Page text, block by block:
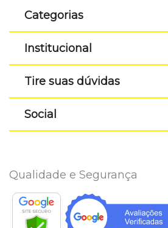
Categorias
Institucional
Tire suas dúvidas
Social
Qualidade e Segurança